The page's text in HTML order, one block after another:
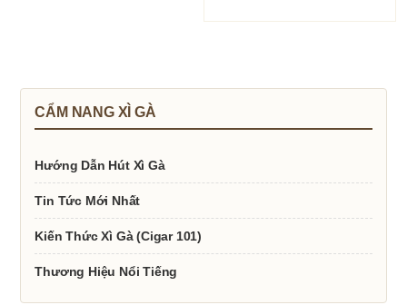
CẨM NANG XÌ GÀ
Hướng Dẫn Hút Xì Gà
Tin Tức Mới Nhất
Kiến Thức Xì Gà (Cigar 101)
Thương Hiệu Nổi Tiếng